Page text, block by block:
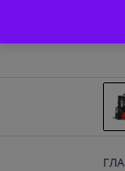
content